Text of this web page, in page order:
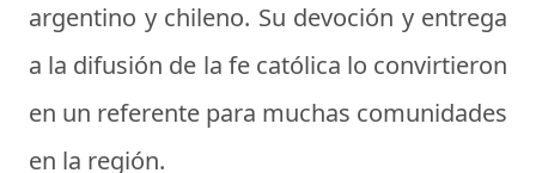
argentino y chileno. Su devoción y entrega
a la difusión de la fe católica lo convirtieron
en un referente para muchas comunidades
en la región.